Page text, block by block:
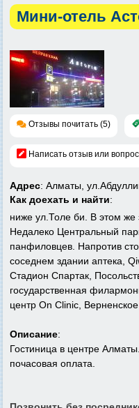
Мини-отель
Отзывы почитать (5)
Написать отзыв или вопрос
Адрес: Алматы,
Как доехать и найти:
ниже ул.Толе би. В этом же
Недалеко Центральный
панфиловцев. Напротив
соседнем здании аптека,
Стадион Спартак,
государственная
центр On Clinic,
Описание:
Гостиница в центре
почасовая оплата.